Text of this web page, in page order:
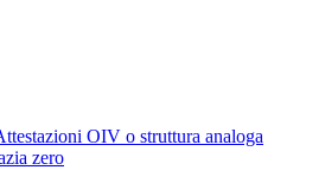
OIV o struttura analoga
zero